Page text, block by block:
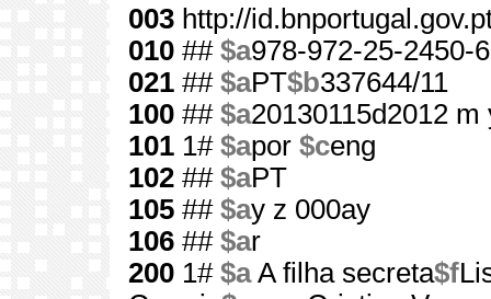
003 http://
010 ## $a978-972-25-2450-6
021 ## $aPT$b337644/11
100 ## $a20130115d2012
101 1# $apor $ceng
102 ## $aPT
105 ## $ay z 000ay
106 ## $ar
200 1# $aA filha secreta$f